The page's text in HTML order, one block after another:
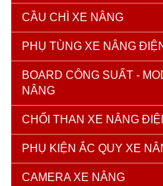
CẦU CHÌ XE NÂNG
PHỤ TÙNG XE NÂNG
BOARD CÔNG SUẤT -
NÂNG
CHỔI THAN XE NÂNG
PHỤ KIỆN ẮC QUY XE
CAMERA XE NÂNG